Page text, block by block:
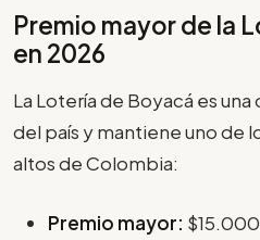
Premio mayor de la
en 2026
La Lotería de Boyacá es
del país y mantiene uno de
altos de Colombia:
Premio mayor: